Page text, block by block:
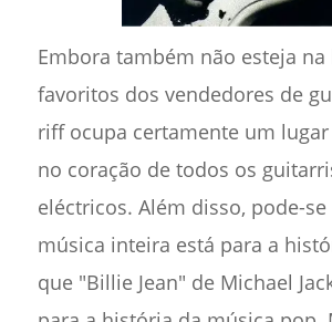
Embora também não esteja
favoritos dos vendedores de
riff ocupa certamente um
no coração de todos os
eléctricos. Além disso, pode-
música inteira está para a
que "Billie Jean" de Michael